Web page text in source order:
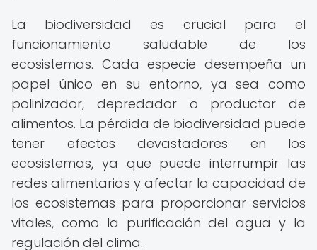
La biodiversidad es crucial para el
funcionamiento saludable de los
ecosistemas. Cada especie desempeña un
papel único en su entorno, ya sea como
polinizador, depredador o productor de
alimentos. La pérdida de biodiversidad puede
tener efectos devastadores en los
ecosistemas, ya que puede interrumpir las
redes alimentarias y afectar la capacidad de
los ecosistemas para proporcionar servicios
vitales, como la purificación del agua y la
regulación del clima.